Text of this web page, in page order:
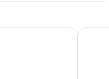
โรงแรม